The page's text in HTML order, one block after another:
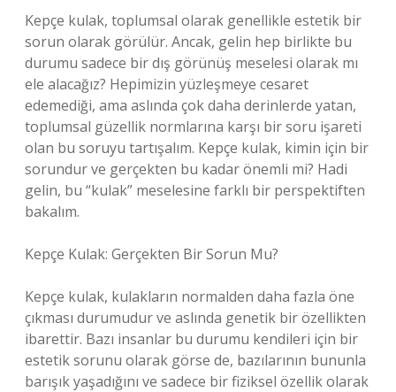
Kepçe kulak, toplumsal olarak genellikle estetik bir
sorun olarak görülür. Ancak, gelin hep birlikte bu
durumu sadece bir dış görünüş meselesi olarak mı
ele alacağız? Hepimizin yüzleşmeye cesaret
edemediği, ama aslında çok daha derinlerde yatan,
toplumsal güzellik normlarına karşı bir soru işareti
olan bu soruyu tartışalım. Kepçe kulak, kimin için bir
sorundur ve gerçekten bu kadar önemli mi? Hadi
gelin, bu “kulak” meselesine farklı bir perspektiften
bakalım.
Kepçe Kulak: Gerçekten Bir Sorun Mu?
Kepçe kulak, kulakların normalden daha fazla öne
çıkması durumudur ve aslında genetik bir özellikten
ibarettir. Bazı insanlar bu durumu kendileri için bir
estetik sorunu olarak görse de, bazılarının bununla
barışık yaşadığını ve sadece bir fiziksel özellik olarak